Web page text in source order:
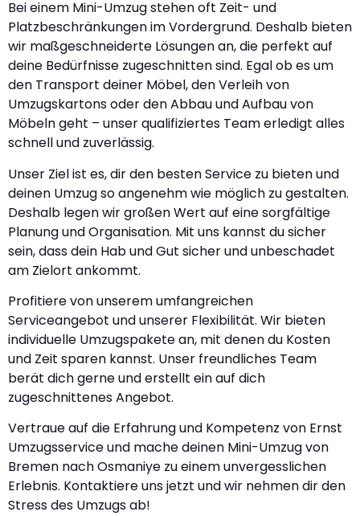
Bei einem Mini-Umzug stehen oft Zeit- und
Platzbeschränkungen im Vordergrund. Deshalb bieten
wir maßgeschneiderte Lösungen an, die perfekt auf
deine Bedürfnisse zugeschnitten sind. Egal ob es um
den Transport deiner Möbel, den Verleih von
Umzugskartons oder den Abbau und Aufbau von
Möbeln geht – unser qualifiziertes Team erledigt alles
schnell und zuverlässig.
Unser Ziel ist es, dir den besten Service zu bieten und
deinen Umzug so angenehm wie möglich zu gestalten.
Deshalb legen wir großen Wert auf eine sorgfältige
Planung und Organisation. Mit uns kannst du sicher
sein, dass dein Hab und Gut sicher und unbeschadet
am Zielort ankommt.
Profitiere von unserem umfangreichen
Serviceangebot und unserer Flexibilität. Wir bieten
individuelle Umzugspakete an, mit denen du Kosten
und Zeit sparen kannst. Unser freundliches Team
berät dich gerne und erstellt ein auf dich
zugeschnittenes Angebot.
Vertraue auf die Erfahrung und Kompetenz von Ernst
Umzugsservice und mache deinen Mini-Umzug von
Bremen nach Osmaniye zu einem unvergesslichen
Erlebnis. Kontaktiere uns jetzt und wir nehmen dir den
Stress des Umzugs ab!